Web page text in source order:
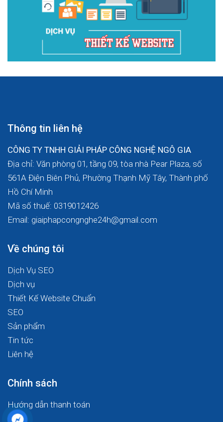
Thông tin liên hệ
CÔNG TY TNHH GIẢI PHÁP CÔNG NGHỆ NGÔ GIA
Địa chỉ: Văn phòng 01, tầng 09, tòa nhà Pear Plaza, số
561A Điện Biên Phủ, Phường Thạnh Mỹ Tây, Thành phố
Hồ Chí Minh
Mã số thuế: 0319012426
Email: giaiphapcongnghe24h@gmail.com
Về chúng tôi
Dịch Vụ SEO
Dịch vụ
Thiết Kế Website Chuẩn
SEO
Sản phẩm
Tin tức
Liên hệ
Chính sách
Hướng dẫn thanh toán